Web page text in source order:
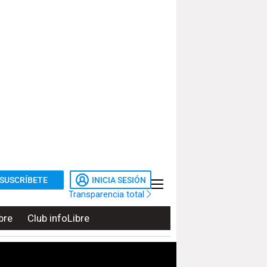
SUSCRÍBETE INICIA SESIÓN
Transparencia total
Club infoLibre